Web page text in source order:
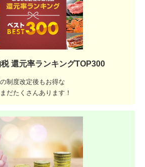
還元率ランキングTOP300
制度改定後もお得な
だたくさんあります！